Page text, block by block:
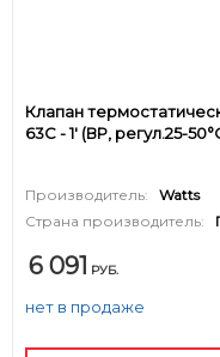
Клапан
63C - 1' (ВР, регул.25-
Производитель:
Watts
Страна производитель:
6 091 РУБ.
нет в продаже